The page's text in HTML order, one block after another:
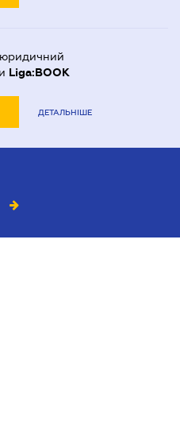
Liga:BOOK
ДЕТАЛЬНІШЕ